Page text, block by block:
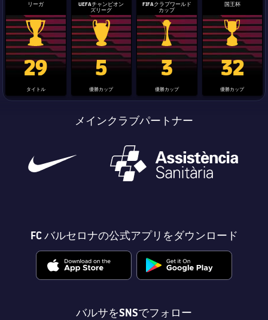
リーガ
La Liga trophy
29
タイトル
UEFAチャンピオン
ズリーグ
Champions League trophy
5
優勝カップ
FIFAクラブワールド
カップ
label.aria.clubworldcup
3
優勝カップ
国王杯
国王杯
32
優勝カップ
メインクラブパートナー
FC バルセロナの公式アプリをダウンロード
バルサをSNSでフォロー